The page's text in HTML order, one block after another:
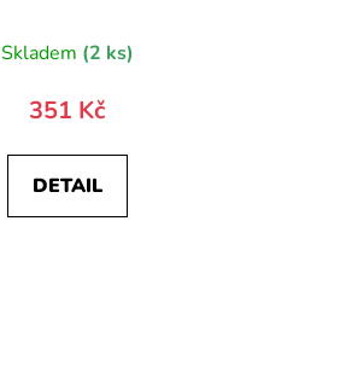
Skladem (2 ks)
351 Kč
DETAIL